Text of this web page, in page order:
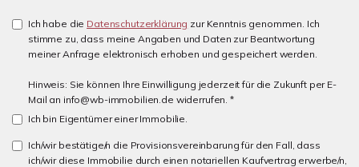
Ich habe die Datenschutzerklärung zur Kenntnis genommen. Ich
stimme zu, dass meine Angaben und Daten zur Beantwortung
meiner Anfrage elektronisch erhoben und gespeichert werden.
Hinweis: Sie können Ihre Einwilligung jederzeit für die Zukunft per E-
Mail an info@wb-immobilien.de widerrufen. *
Ich bin Eigentümer einer Immobilie.
Ich/wir bestätige/n die Provisionsvereinbarung für den Fall, dass
ich/wir diese Immobilie durch einen notariellen Kaufvertrag erwerbe/n,